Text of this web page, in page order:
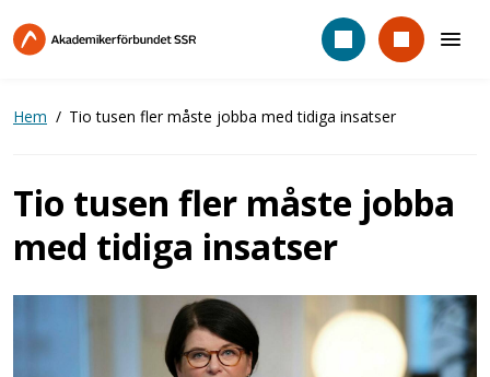
till
Hem Tio tusen fler måste jobba med tidiga insatser
Tio tusen fler måste jobba
med tidiga insatser